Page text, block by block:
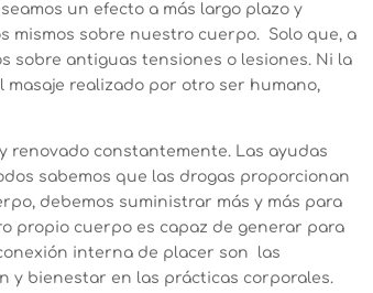
un efecto a más largo plazo y
mismos sobre nuestro cuerpo. Solo que, a
sobre antiguas tensiones o lesiones. Ni la
realizado por otro ser humano,
renovado constantemente. Las ayudas
sabemos que las drogas proporcionan
debemos suministrar más y más para
propio cuerpo es capaz de generar para
interna de placer son las
y bienestar en las prácticas corporales.